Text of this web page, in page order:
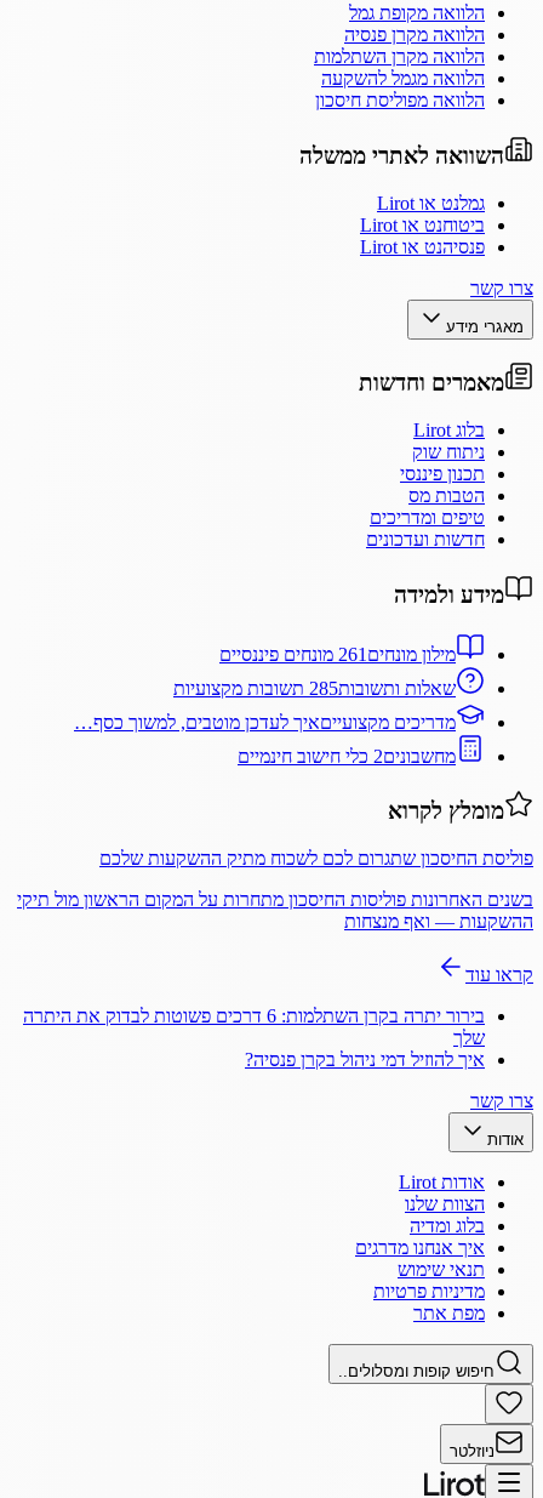
הלוואה מקופת גמל
הלוואה מקרן פנסיה
הלוואה מקרן השתלמות
הלוואה מגמל להשקעה
הלוואה מפוליסת חיסכון
השוואה לאתרי ממשלה
גמלנט או Lirot
ביטוחנט או Lirot
פנסיהנט או Lirot
צרו קשר
מאגרי מידע
מאמרים וחדשות
בלוג Lirot
ניתוח שוק
תכנון פיננסי
הטבות מס
טיפים ומדריכים
חדשות ועדכונים
מידע ולמידה
מילון מונחים 261 מונחים פיננסיים
שאלות ותשובות285 תשובות מקצועיות
מדריכים מקצועייםאיך לעדכן מוטבים, למשוך כסף…
מחשבונים2 כלי חישוב חינמיים
מומלץ לקרוא
פוליסת החיסכון שתגרום לכם לשכוח מתיק ההשקעות שלכם
בשנים האחרונות פוליסות החיסכון מתחרות על המקום הראשון מול תיקי
ההשקעות — ואף מנצחות
קראו עוד
בירור יתרה בקרן השתלמות: 6 דרכים פשוטות לבדוק את היתרה
שלך
איך להוזיל דמי ניהול בקרן פנסיה?
צרו קשר
אודות
אודות Lirot
הצוות שלנו
בלוג ומדיה
איך אנחנו מדרגים
תנאי שימוש
מדיניות פרטיות
מפת אתר
חיפוש קופות ומסלולים..
ניוזלטר